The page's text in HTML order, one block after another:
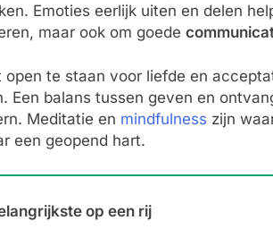
Emoties eerlijk uiten en delen
maar ook om goede
open te staan voor liefde en
Een balans tussen geven en
Meditatie en mindfulness zijn
een geopend hart.
op een rij